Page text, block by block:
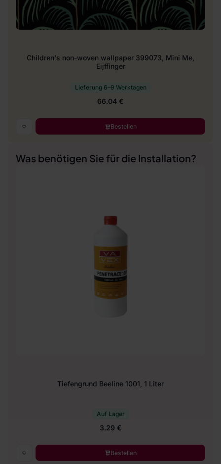
Children's non-woven wallpaper 399073, Mini Me,
Eijffinger
Lieferung 6–9 Werktagen
66.04 €
Bestellen
Was benötigen Sie für die Installation?
Tiefengrund Beeline 1001, 1 Liter
Auf Lager
3.29 €
Bestellen